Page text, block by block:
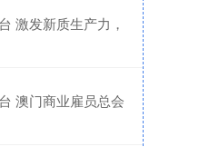
激发新质生产力，
澳门商业雇员总会